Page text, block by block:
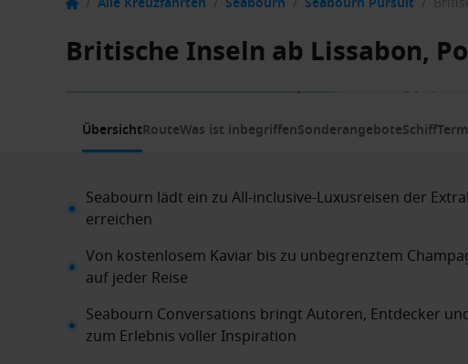
Britische Inseln ab Lissabon,
1 / 6
ÜbersichtRouteWas ist inbegriffenSonderangeboteSchiff
Seabourn lädt ein zu All-inclusive-Luxusreisen der
erreichen
Von kostenlosem Kaviar bis zu unbegrenztem
auf jeder Reise
Seabourn Conversations bringt Autoren, Entdecker
zum Erlebnis voller Inspiration